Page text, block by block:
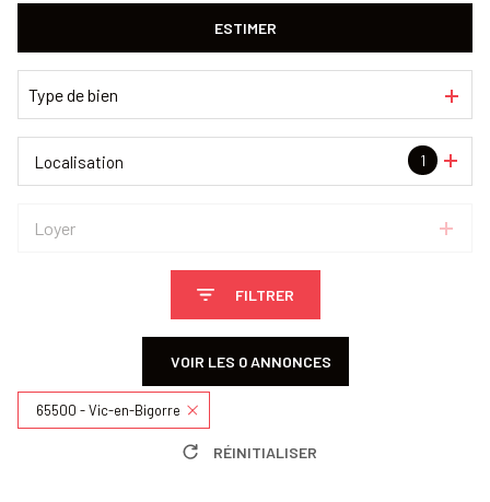
ESTIMER
Type de bien
1
Localisation
Loyer
FILTRER
VOIR LES 0ANNONCES
65500 - Vic-en-Bigorre
RÉINITIALISER